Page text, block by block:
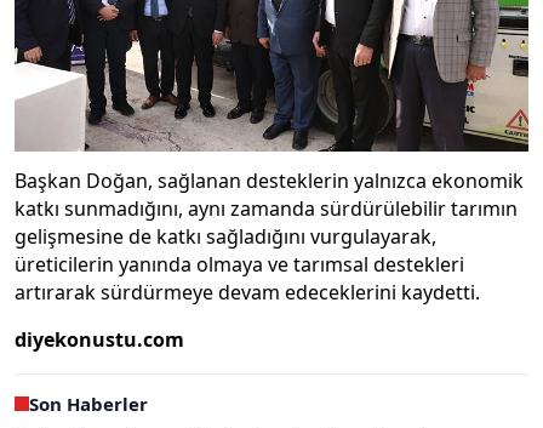
Başkan Doğan, sağlanan desteklerin yalnızca ekonomik
katkı sunmadığını, aynı zamanda sürdürülebilir tarımın
gelişmesine de katkı sağladığını vurgulayarak,
üreticilerin yanında olmaya ve tarımsal destekleri
artırarak sürdürmeye devam edeceklerini kaydetti.
diyekonustu.com
Son Haberler